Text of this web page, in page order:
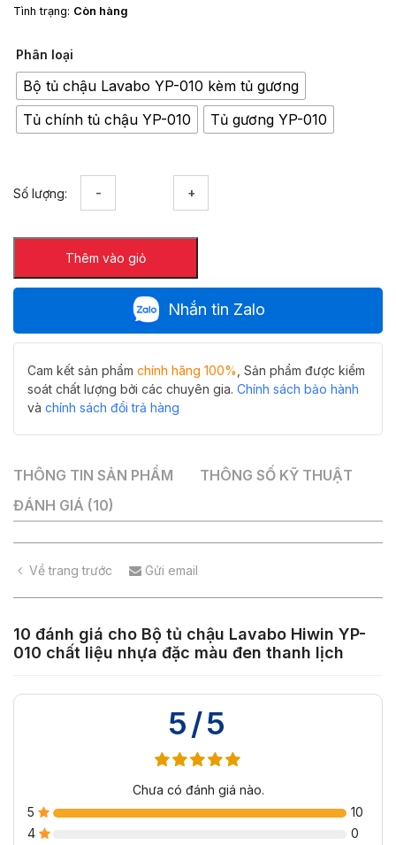
Tình trạng: Còn hàng
Phân loại
Bộ tủ chậu Lavabo YP-010 kèm tủ gương
Tủ chính tủ chậu YP-010
Tủ gương YP-010
Số lượng:
Lavabo
Hiwin
YP-
chất
liệu
đặc
màu
đen
lượng
Thêm vào giỏ
Nhắn tin Zalo
Cam kết sản phẩm chính hãng 100% , Sản phẩm được kiểm
soát chất lượng bởi các chuyên gia. Chính sách bảo hành
và chính sách đổi trả hàng
THÔNG TIN SẢN PHẨM
THÔNG SỐ KỸ THUẬT
ĐÁNH GIÁ (10)
Về trang trước Gửi email
10 đánh giá cho Bộ tủ chậu Lavabo Hiwin YP-
010 chất liệu nhựa đặc màu đen thanh lịch
5/5
Chưa có đánh giá nào.
5
10
4
0